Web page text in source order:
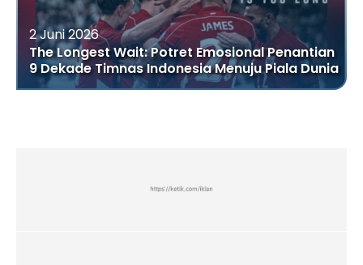
2 Juni 2026
The Longest Wait: Potret Emosional Penantian
9 Dekade Timnas Indonesia Menuju Piala Dunia